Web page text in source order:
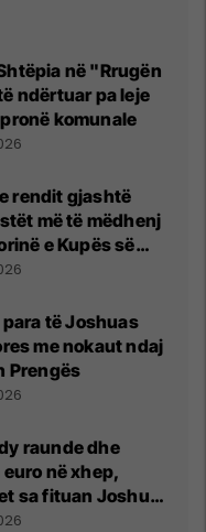
në "Rrugën
ndërtuar pa leje
komunale
rendit gjashtë
më të mëdhenj
e Kupës së
mbetet i dyti
para të Joshuas
me nokaut ndaj
Prengës
raunde dhe
në xhep,
sa fituan Joshua